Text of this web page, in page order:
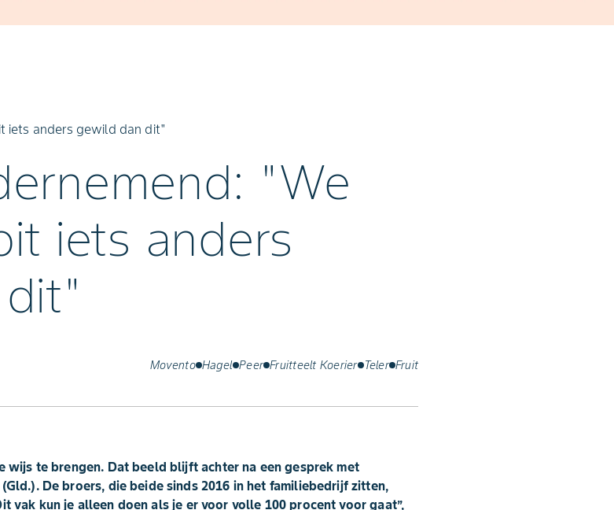
iets anders gewild dan dit"
"We
iets anders
Movento Hagel Peer Fruitteelt Koerier Teler Fruit
wijs te brengen. Dat beeld blijft achter na een gesprek met
De broers, die beide sinds 2016 in het familiebedrijf zitten,
vak kun je alleen doen als je er voor volle 100 procent voor gaat’’,